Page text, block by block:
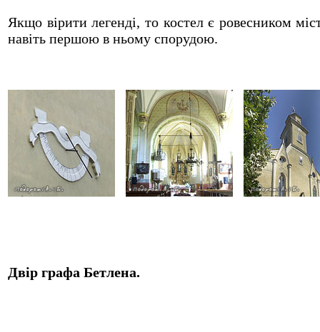
Якщо вірити легенді, то костел є ровесником
навіть першою в ньому спорудою.
Двір графа Бетлена.